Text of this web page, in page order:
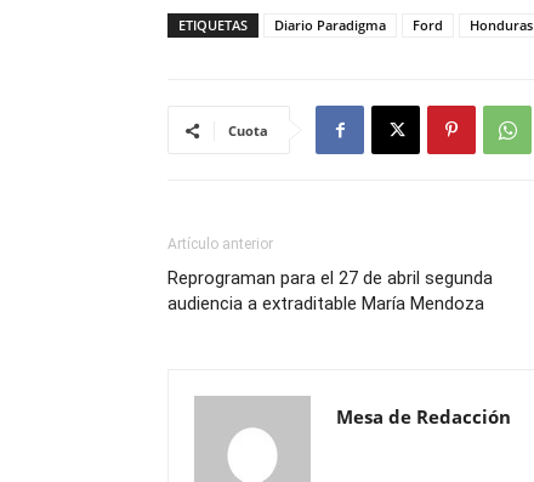
ETIQUETAS Diario Paradigma Ford Honduras
Cuota
Artículo anterior
Reprograman para el 27 de abril segunda
audiencia a extraditable María Mendoza
Mesa de Redacción